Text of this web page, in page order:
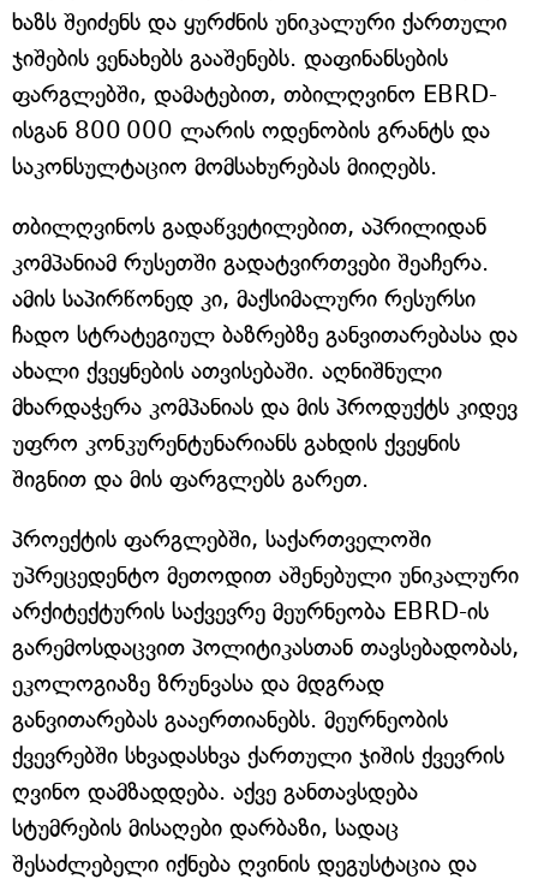
ხაზს შეიძენს და ყურძნის უნიკალური ქართული
ჯიშების ვენახებს გააშენებს. დაფინანსების
ფარგლებში, დამატებით, თბილღვინო EBRD-
ისგან 800 000 ლარის ოდენობის გრანტს და
საკონსულტაციო მომსახურებას მიიღებს.
თბილღვინოს გადაწვეტილებით, აპრილიდან
კომპანიამ რუსეთში გადატვირთვები შეაჩერა.
ამის საპირწონედ კი, მაქსიმალური რესურსი
ჩადო სტრატეგიულ ბაზრებზე განვითარებასა და
ახალი ქვეყნების ათვისებაში. აღნიშნული
მხარდაჭერა კომპანიას და მის პროდუქტს კიდევ
უფრო კონკურენტუნარიანს გახდის ქვეყნის
შიგნით და მის ფარგლებს გარეთ.
პროექტის ფარგლებში, საქართველოში
უპრეცედენტო მეთოდით აშენებული უნიკალური
არქიტექტურის საქვევრე მეურნეობა EBRD-ის
გარემოსდაცვით პოლიტიკასთან თავსებადობას,
ეკოლოგიაზე ზრუნვასა და მდგრად
განვითარებას გააერთიანებს. მეურნეობის
ქვევრებში სხვადასხვა ქართული ჯიშის ქვევრის
ღვინო დამზადდება. აქვე განთავსდება
სტუმრების მისაღები დარბაზი, სადაც
შესაძლებელი იქნება ღვინის დეგუსტაცია და